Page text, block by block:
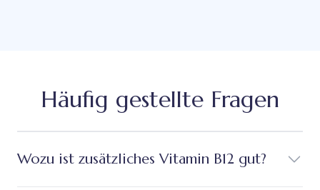
Häufig gestellte Fragen
Wozu ist zusätzliches Vitamin B12 gut?